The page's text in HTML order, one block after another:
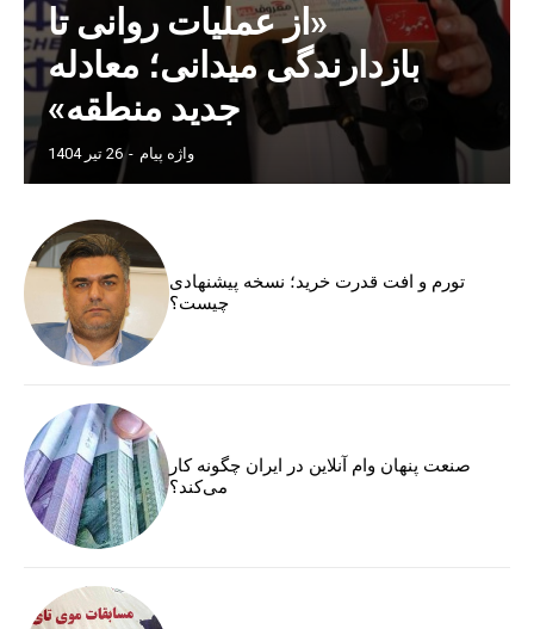
«از عملیات روانی تا
بازدارندگی میدانی؛ معادله
جدید منطقه»
واژه پیام - 26 تیر 1404
تورم و افت قدرت خرید؛ نسخه پیشنهادی
چیست؟
صنعت پنهان وام آنلاین در ایران چگونه کار
می‌کند؟